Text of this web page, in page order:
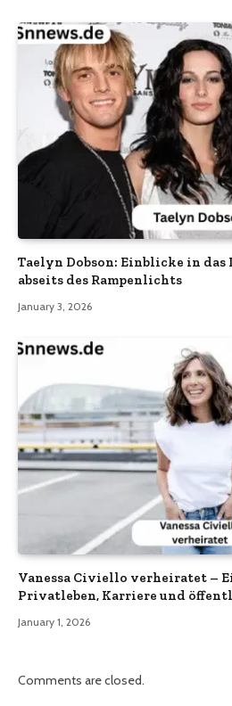
Taelyn Dobson: Einblicke in das
abseits des Rampenlichts
January 3, 2026
Vanessa Civiello verheiratet –
Privatleben, Karriere und
January 1, 2026
Comments are closed.